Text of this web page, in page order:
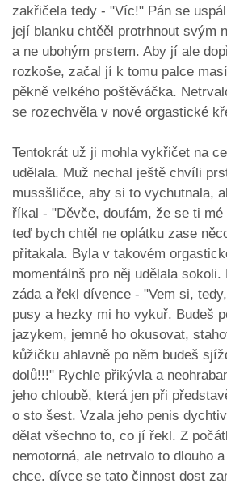
zakřičela tedy - "Víc!" Pán se
její blanku chtěěl protrhnout svým
a ne ubohým prstem. Aby jí ale
rozkoše, začal jí k tomu palce
pěkně velkého poštěváčka.
se rozechvěla v nové orgastické
Tentokrát už ji mohla vykřičet na
udělala. Muž nechal ještě chvíli
mussšličce, aby si to vychutnala,
říkal - "Děvče, doufám, že se ti
teď bych chtěl ne oplátku zase
přitakala. Byla v takovém
momentálnš pro něj udělala
záda a řekl dívence - "Vem si,
pusy a hezky mi ho vykuř. Budeš
jazykem, jemně ho okusovat,
kůžičku ahlavně po něm budeš
dolů!!!" Rychle přikývla a
jeho chloubě, která jen při
o sto šest. Vzala jeho penis
dělat všechno to, co jí řekl. Z
nemotorná, ale netrvalo to dlouho
chce. dívce se tato činnost dost